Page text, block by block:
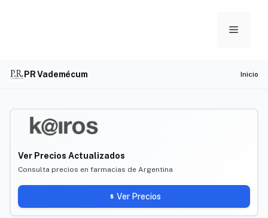
Menu
PR Vademécum Inicio
Ver Precios Actualizados
Consulta precios en farmacias de Argentina
Ver Precios